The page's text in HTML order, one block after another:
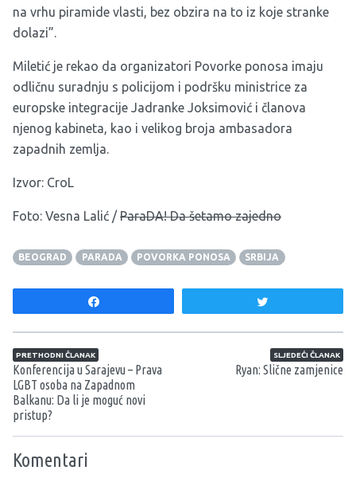
na vrhu piramide vlasti, bez obzira na to iz koje stranke
dolazi”.
Miletić je rekao da organizatori Povorke ponosa imaju
odličnu suradnju s policijom i podršku ministrice za
europske integracije Jadranke Joksimović i članova
njenog kabineta, kao i velikog broja ambasadora
zapadnih zemlja.
Izvor: CroL
Foto: Vesna Lalić /ParaDA! Da šetamo zajedno
BEOGRAD PARADA POVORKA PONOSA SRBIJA
Navigacija članaka
PRETHODNI ČLANAK
Konferencija u Sarajevu – Prava
LGBT osoba na Zapadnom
Balkanu: Da li je moguć novi
pristup?
SLJEDEĆI ČLANAK
Ryan: Slične zamjenice
Komentari